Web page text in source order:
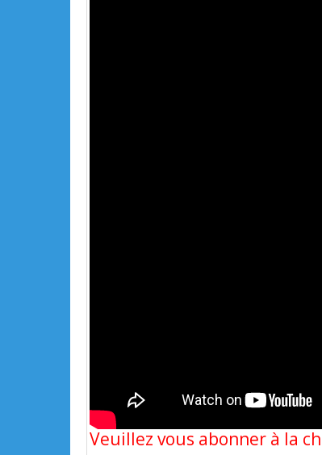
Veuillez vous abonner à la